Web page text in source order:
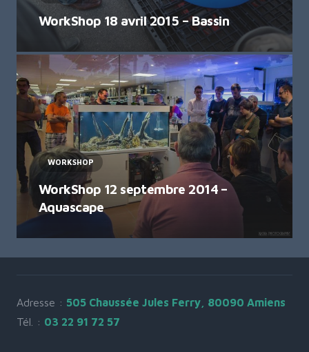
WorkShop 18 avril 2015 – Bassin
WorkShop 12 septembre 2014 –
Aquascape
WORKSHOP
Adresse : 505 Chaussée Jules Ferry, 80090 Amiens
Tél. : 03 22 91 72 57